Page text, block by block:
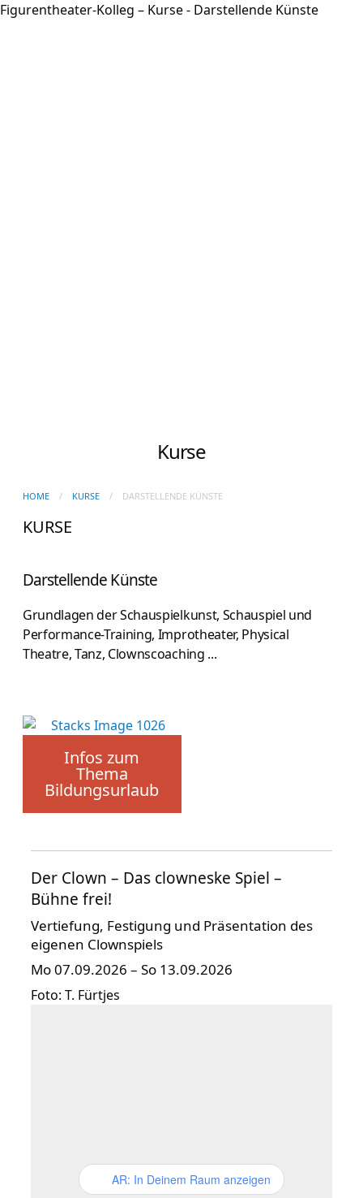
Figurentheater-Kolleg – Kurse - Darstellende Künste
Kurse
HOME KURSE DARSTELLENDE KÜNSTE
KURSE
Darstellende Künste
Grundlagen der Schauspielkunst, Schauspiel und
Performance-Training, Improtheater, Physical
Theatre, Tanz, Clownscoaching ...
Infos zum Thema Bildungsurlaub
Infos zum
Thema
Bildungsurlaub
Der Clown – Das clowneske Spiel –
Bühne frei!
Vertiefung, Festigung und Präsentation des
eigenen Clownspiels
Mo 07.09.2026 – So 13.09.2026
Foto: T. Fürtjes
AR: In Deinem Raum anzeigen